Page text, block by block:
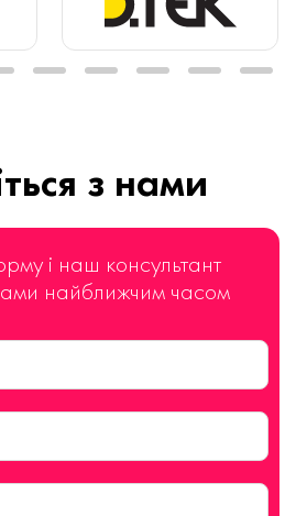
з нами
і наш консультант
найближчим часом